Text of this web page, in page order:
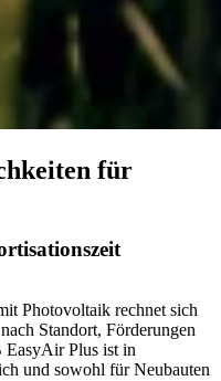
für
Photovoltaik rechnet sich
Standort, Förderungen
EasyAir Plus ist in
und sowohl für Neubauten